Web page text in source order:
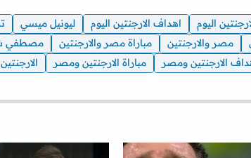
اليوم اهداف الارجنتين اليوم ليونيل ميسي
مصر والارجنتين مباراة مصر والارجنتين
مصطفي
الارجنتين ومصر مباراة الارجنتين ومصر